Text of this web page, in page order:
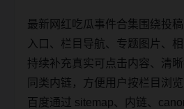
最新网红吃瓜事件合集围绕投
入口、栏目导航、专题图片、
持续补充真实可点击内容、清
同类内链，方便用户按栏目浏
百度通过 sitemap、内链、